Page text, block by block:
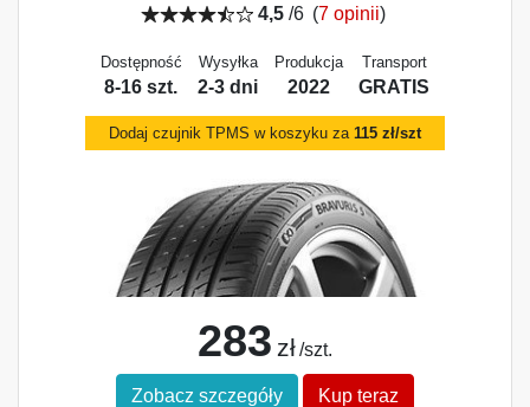
4,5 /6 (7 opinii)
Dostępność
8-16 szt.
Wysyłka
2-3 dni
Produkcja
2022
Transport
GRATIS
Dodaj czujnik TPMS w koszyku za 115 zł/szt
283 zł /szt.
Zobacz szczegóły Kup teraz